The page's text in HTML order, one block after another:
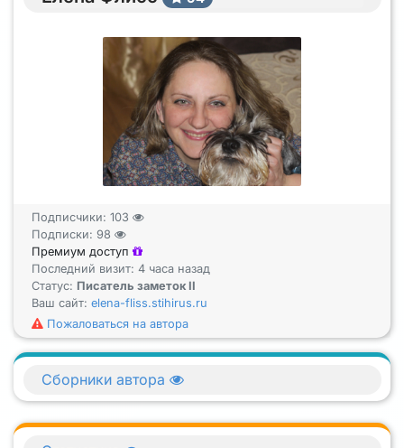
Подписчики: 103
Подписки: 98
Премиум доступ
Последний визит: 4 часа назад
Статус: Писатель заметок II
Ваш сайт: elena-fliss.stihirus.ru
Пожаловаться на автора
Сборники автора